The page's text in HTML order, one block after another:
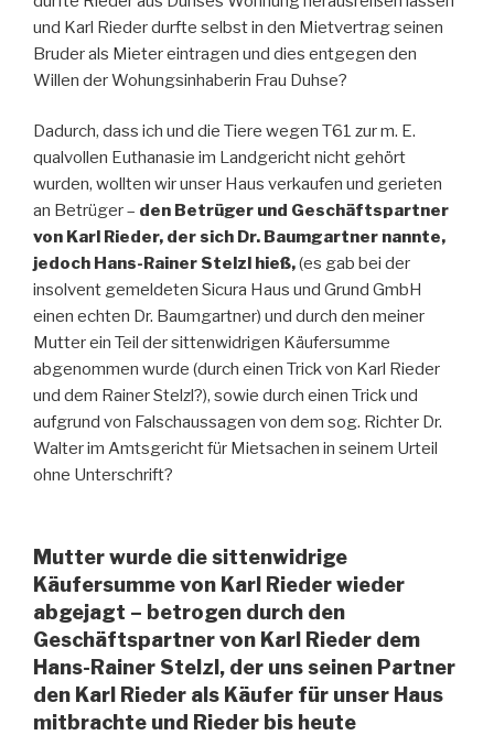
und Karl Rieder durfte selbst in den Mietvertrag seinen
Bruder als Mieter eintragen und dies entgegen den
Willen der Wohungsinhaberin Frau Duhse?
Dadurch, dass ich und die Tiere wegen T61 zur m. E.
qualvollen Euthanasie im Landgericht nicht gehört
wurden, wollten wir unser Haus verkaufen und gerieten
an Betrüger – den Betrüger und Geschäftspartner
von Karl Rieder, der sich Dr. Baumgartner nannte,
jedoch Hans-Rainer Stelzl hieß,(es gab bei der
insolvent gemeldeten Sicura Haus und Grund GmbH
einen echten Dr. Baumgartner) und durch den meiner
Mutter ein Teil der sittenwidrigen Käufersumme
abgenommen wurde (durch einen Trick von Karl Rieder
und dem Rainer Stelzl?), sowie durch einen Trick und
aufgrund von Falschaussagen von dem sog. Richter Dr.
Walter im Amtsgericht für Mietsachen in seinem Urteil
ohne Unterschrift?
Mutter wurde die sittenwidrige
Käufersumme von Karl Rieder wieder
abgejagt – betrogen durch den
Geschäftspartner von Karl Rieder dem
Hans-Rainer Stelzl, der uns seinen Partner
den Karl Rieder als Käufer für unser Haus
mitbrachte und Rieder bis heute